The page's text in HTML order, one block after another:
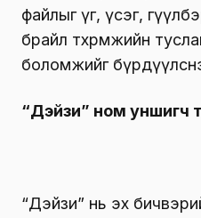
файлыг үг, үсэг,
брайл төхөөрөмжийн
боломжийг
“Дэйзи” ном уншигч
“Дэйзи” нь эх